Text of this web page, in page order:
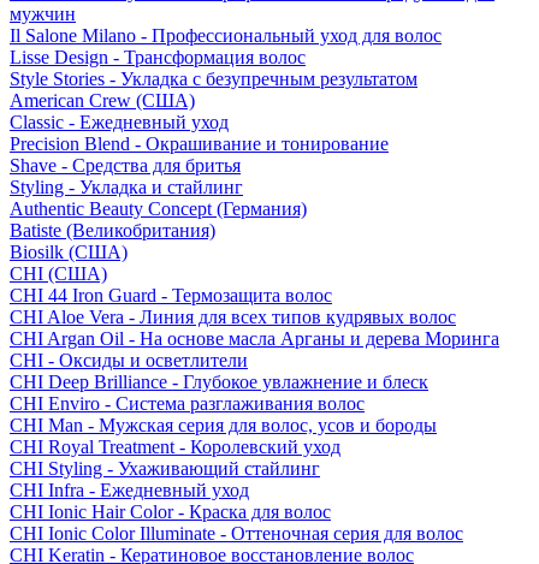
мужчин
Il Salone Milano - Профессиональный уход для волос
Lisse Design - Трансформация волос
Style Stories - Укладка с безупречным результатом
American Crew (США)
Classic - Ежедневный уход
Precision Blend - Окрашивание и тонирование
Shave - Средства для бритья
Styling - Укладка и стайлинг
Authentic Beauty Concept (Германия)
Batiste (Великобритания)
Biosilk (США)
CHI (США)
CHI 44 Iron Guard - Термозащита волос
CHI Aloe Vera - Линия для всех типов кудрявых волос
CHI Argan Oil - На основе масла Арганы и дерева Моринга
CHI - Оксиды и осветлители
CHI Deep Brilliance - Глубокое увлажнение и блеск
CHI Enviro - Система разглаживания волос
CHI Man - Мужская серия для волос, усов и бороды
CHI Royal Treatment - Королевский уход
CHI Styling - Ухаживающий стайлинг
CHI Infra - Ежедневный уход
CHI Ionic Hair Color - Краска для волос
CHI Ionic Color Illuminate - Оттеночная серия для волос
CHI Keratin - Кератиновое восстановление волос